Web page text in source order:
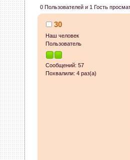
07 Апреля
whookey
никак не
06 Апреля
05 Апреля
0 Пользователей и 1 Гость
30
Наш человек
Пользователь
Сообщений: 57
Похвалили: 4 раз(а)